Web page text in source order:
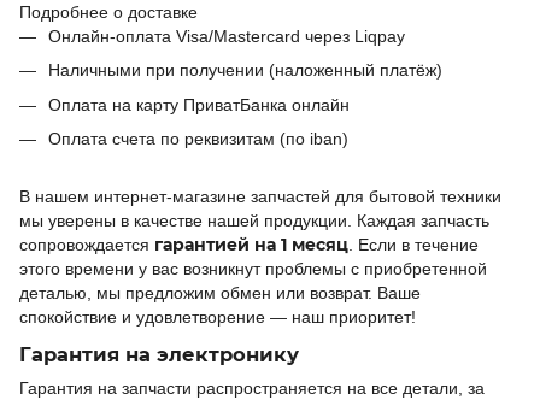
Подробнее о доставке
Онлайн-оплата Visa/Mastercard через Liqpay
Наличными при получении (наложенный платёж)
Оплата на карту ПриватБанка онлайн
Оплата счета по реквизитам (по iban)
В нашем интернет-магазине запчастей для бытовой техники
мы уверены в качестве нашей продукции. Каждая запчасть
сопровождается гарантией на 1 месяц. Если в течение
этого времени у вас возникнут проблемы с приобретенной
деталью, мы предложим обмен или возврат. Ваше
спокойствие и удовлетворение — наш приоритет!
Гарантия на электронику
Гарантия на запчасти распространяется на все детали, за